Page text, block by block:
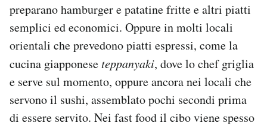
preparano hamburger e patatine fritte e altri piatti
semplici ed economici. Oppure in molti locali
orientali che prevedono piatti espressi, come la
cucina giapponeseteppanyaki, dove lo chef griglia
e serve sul momento, oppure ancora nei locali che
servono il sushi, assemblato pochi secondi prima
di essere servito. Nei fast food il cibo viene spesso